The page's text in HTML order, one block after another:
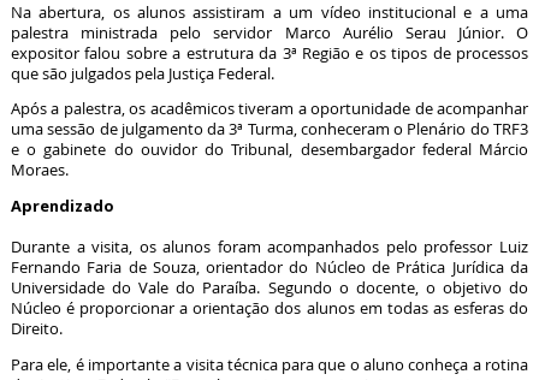
Na abertura, os alunos assistiram a um vídeo institucional e a uma
palestra ministrada pelo servidor Marco Aurélio Serau Júnior. O
expositor falou sobre a estrutura da 3ª Região e os tipos de processos
que são julgados pela Justiça Federal.
Após a palestra, os acadêmicos tiveram a oportunidade de acompanhar
uma sessão de julgamento da 3ª Turma, conheceram o Plenário do TRF3
e o gabinete do ouvidor do Tribunal, desembargador federal Márcio
Moraes.
Aprendizado
Durante a visita, os alunos foram acompanhados pelo professor Luiz
Fernando Faria de Souza, orientador do Núcleo de Prática Jurídica da
Universidade do Vale do Paraíba. Segundo o docente, o objetivo do
Núcleo é proporcionar a orientação dos alunos em todas as esferas do
Direito.
Para ele, é importante a visita técnica para que o aluno conheça a rotina